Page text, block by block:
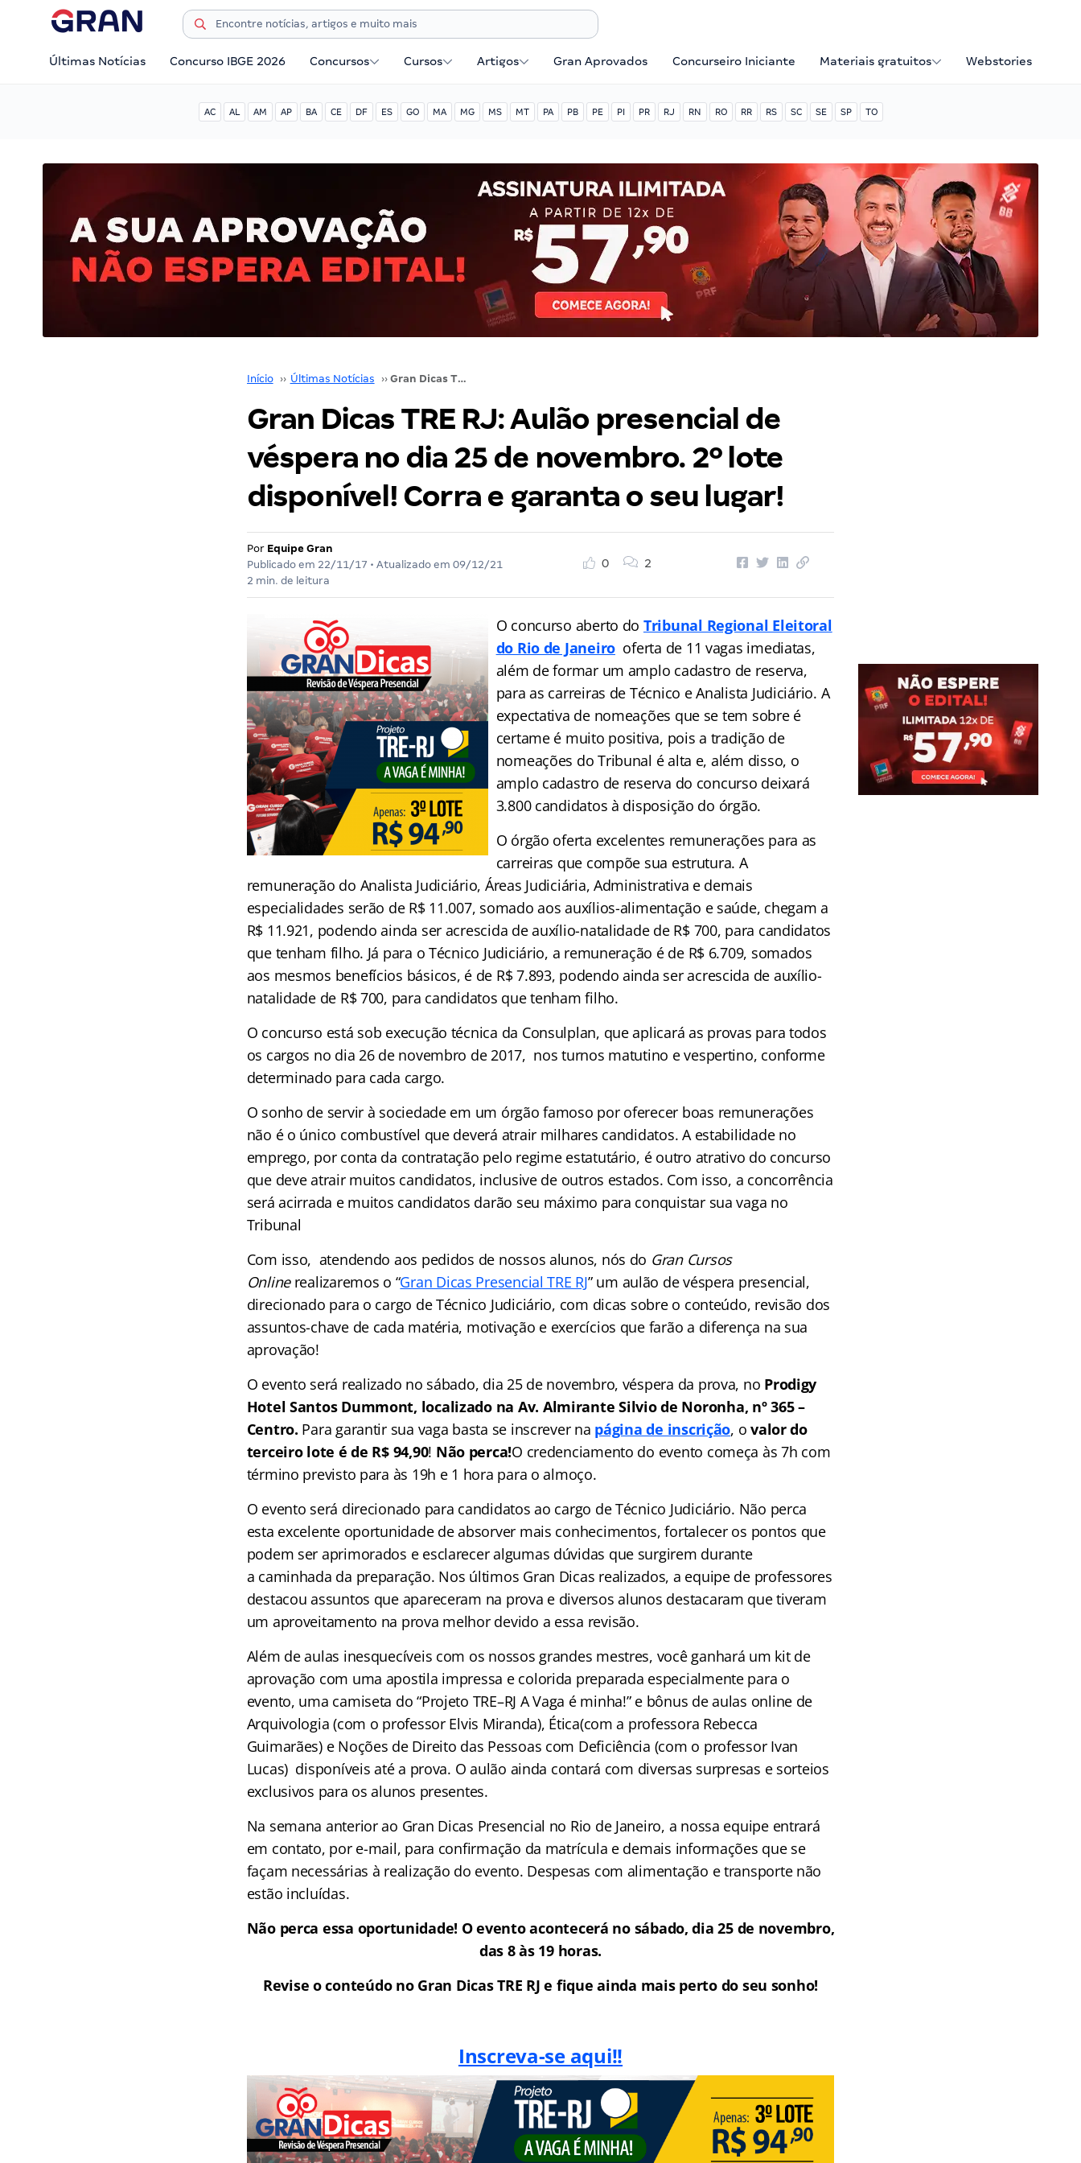
Últimas Notícias Concurso IBGE 2026 Concursos Cursos Artigos Gran Aprovados Concurseiro Iniciante Materiais gratuitos Webstories
AC AL AM AP BA CE DF ES GO MA MG MS MT PA PB PE PI PR RJ RN RO RR RS SC SE SP TO
Início ›› Últimas Notícias ›› Gran Dicas TRE RJ: Aulão presencial de véspera no dia 25 de novembro. 2º lote disponível! Corra e garanta o seu lugar!
Gran Dicas TRE RJ: Aulão presencial de
véspera no dia 25 de novembro. 2º lote
disponível! Corra e garanta o seu lugar!
Por Equipe Gran
Publicado em 22/11/17 • Atualizado em 09/12/21
2 min. de leitura
0 2
O concurso aberto do Tribunal Regional Eleitoral
do Rio de Janeiro oferta de 11 vagas imediatas,
além de formar um amplo cadastro de reserva,
para as carreiras de Técnico e Analista Judiciário. A
expectativa de nomeações que se tem sobre é
certame é muito positiva, pois a tradição de
nomeações do Tribunal é alta e, além disso, o
amplo cadastro de reserva do concurso deixará
3.800 candidatos à disposição do órgão.
O órgão oferta excelentes remunerações para as
carreiras que compõe sua estrutura. A
remuneração do Analista Judiciário, Áreas Judiciária, Administrativa e demais
especialidades serão de R$ 11.007, somado aos auxílios-alimentação e saúde, chegam a
R$ 11.921, podendo ainda ser acrescida de auxílio-natalidade de R$ 700, para candidatos
que tenham filho. Já para o Técnico Judiciário, a remuneração é de R$ 6.709, somados
aos mesmos benefícios básicos, é de R$ 7.893, podendo ainda ser acrescida de auxílio-
natalidade de R$ 700, para candidatos que tenham filho.
O concurso está sob execução técnica da Consulplan, que aplicará as provas para todos
os cargos no dia 26 de novembro de 2017, nos turnos matutino e vespertino, conforme
determinado para cada cargo.
O sonho de servir à sociedade em um órgão famoso por oferecer boas remunerações
não é o único combustível que deverá atrair milhares candidatos. A estabilidade no
emprego, por conta da contratação pelo regime estatutário, é outro atrativo do concurso
que deve atrair muitos candidatos, inclusive de outros estados. Com isso, a concorrência
será acirrada e muitos candidatos darão seu máximo para conquistar sua vaga no
Tribunal
Com isso, atendendo aos pedidos de nossos alunos, nós do Gran Cursos
Onlinerealizaremos o “Gran Dicas Presencial TRE RJ” um aulão de véspera presencial,
direcionado para o cargo de Técnico Judiciário, com dicas sobre o conteúdo, revisão dos
assuntos-chave de cada matéria, motivação e exercícios que farão a diferença na sua
aprovação!
O evento será realizado no sábado, dia 25 de novembro, véspera da prova, no Prodigy
Hotel Santos Dummont, localizado na Av. Almirante Silvio de Noronha, nº 365 –
Centro. Para garantir sua vaga basta se inscrever na página de inscrição, ovalor do
terceiro lote é de R$ 94,90! Não perca!O credenciamento do evento começa às 7h com
término previsto para às 19h e 1 hora para o almoço.
O evento será direcionado para candidatos ao cargo de Técnico Judiciário. Não perca
esta excelente oportunidade de absorver mais conhecimentos, fortalecer os pontos que
podem ser aprimorados e esclarecer algumas dúvidas que surgirem durante
a caminhada da preparação. Nos últimos Gran Dicas realizados, a equipe de professores
destacou assuntos que apareceram na prova e diversos alunos destacaram que tiveram
um aproveitamento na prova melhor devido a essa revisão.
Além de aulas inesquecíveis com os nossos grandes mestres, você ganhará um kit de
aprovação com uma apostila impressa e colorida preparada especialmente para o
evento, uma camiseta do “Projeto TRE–RJ A Vaga é minha!” e bônus de aulas online de
Arquivologia (com o professor Elvis Miranda), Ética(com a professora Rebecca
Guimarães) e Noções de Direito das Pessoas com Deficiência (com o professor Ivan
Lucas) disponíveis até a prova. O aulão ainda contará com diversas surpresas e sorteios
exclusivos para os alunos presentes.
Na semana anterior ao Gran Dicas Presencial no Rio de Janeiro, a nossa equipe entrará
em contato, por e-mail, para confirmação da matrícula e demais informações que se
façam necessárias à realização do evento. Despesas com alimentação e transporte não
estão incluídas.
Não perca essa oportunidade! O evento acontecerá no sábado, dia 25 de novembro,
das 8 às 19 horas.
Revise o conteúdo no Gran Dicas TRE RJ e fique ainda mais perto do seu sonho!
Inscreva-se aqui!!